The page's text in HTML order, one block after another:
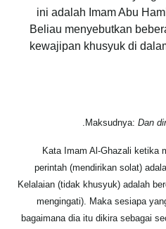
ini adalah Imam Abu
Beliau menyebutkan
kewajipan khusyuk di
Maksudnya: Dan
.
Kata Imam Al-Ghazali ketika
perintah (mendirikan solat)
Kelalaian (tidak khusyuk) adalah
mengingati). Maka sesiapa
bagaimana dia itu dikira sebagai